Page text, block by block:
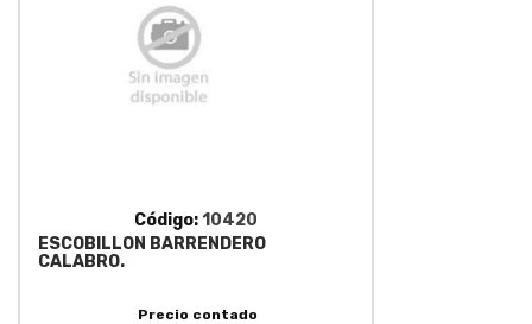
Código:10420
ESCOBILLON BARRENDERO
CALABRO.
Precio contado